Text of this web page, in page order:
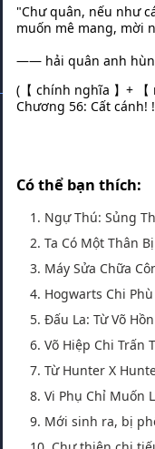
"Chư quân, nếu như
muốn mê mang, mời
—— hải quân anh
(【 chính nghĩa 】+
Chương 56: Cất cánh!
Có thể bạn thích:
1. Ngự Thú: Sủng
2. Ta Có Một Thân
3. Máy Sửa Chữa
4. Hogwarts Chi
5. Đấu La: Từ Võ
6. Võ Hiệp Chi Trấn
7. Từ Hunter X
8. Vi Phụ Chỉ Muốn
9. Mới sinh ra, bị